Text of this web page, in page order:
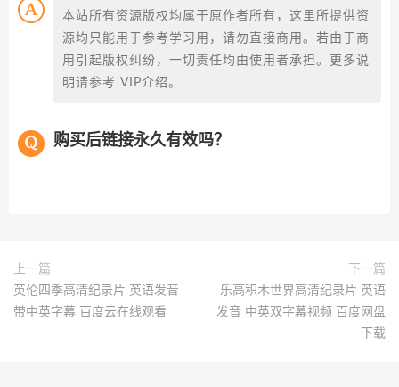
本站所有资源版权均属于原作者所有，这里所提供资
源均只能用于参考学习用，请勿直接商用。若由于商
用引起版权纠纷，一切责任均由使用者承担。更多说
明请参考 VIP介绍。
购买后链接永久有效吗？
上一篇
英伦四季高清纪录片 英语发音
带中英字幕 百度云在线观看
下一篇
乐高积木世界高清纪录片 英语
发音 中英双字幕视频 百度网盘
下载